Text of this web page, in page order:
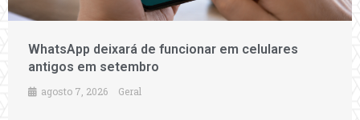
WhatsApp deixará de funcionar em celulares
antigos em setembro
agosto 7, 2026 Geral